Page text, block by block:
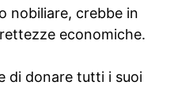
nobiliare, crebbe in
economiche.
di donare tutti i suoi